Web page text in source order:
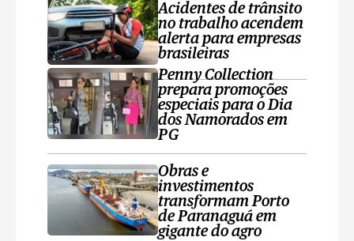
Acidentes de trânsito
no trabalho acendem
alerta para empresas
brasileiras
Penny Collection
prepara promoções
especiais para o Dia
dos Namorados em
PG
Obras e
investimentos
transformam Porto
de Paranaguá em
gigante do agro